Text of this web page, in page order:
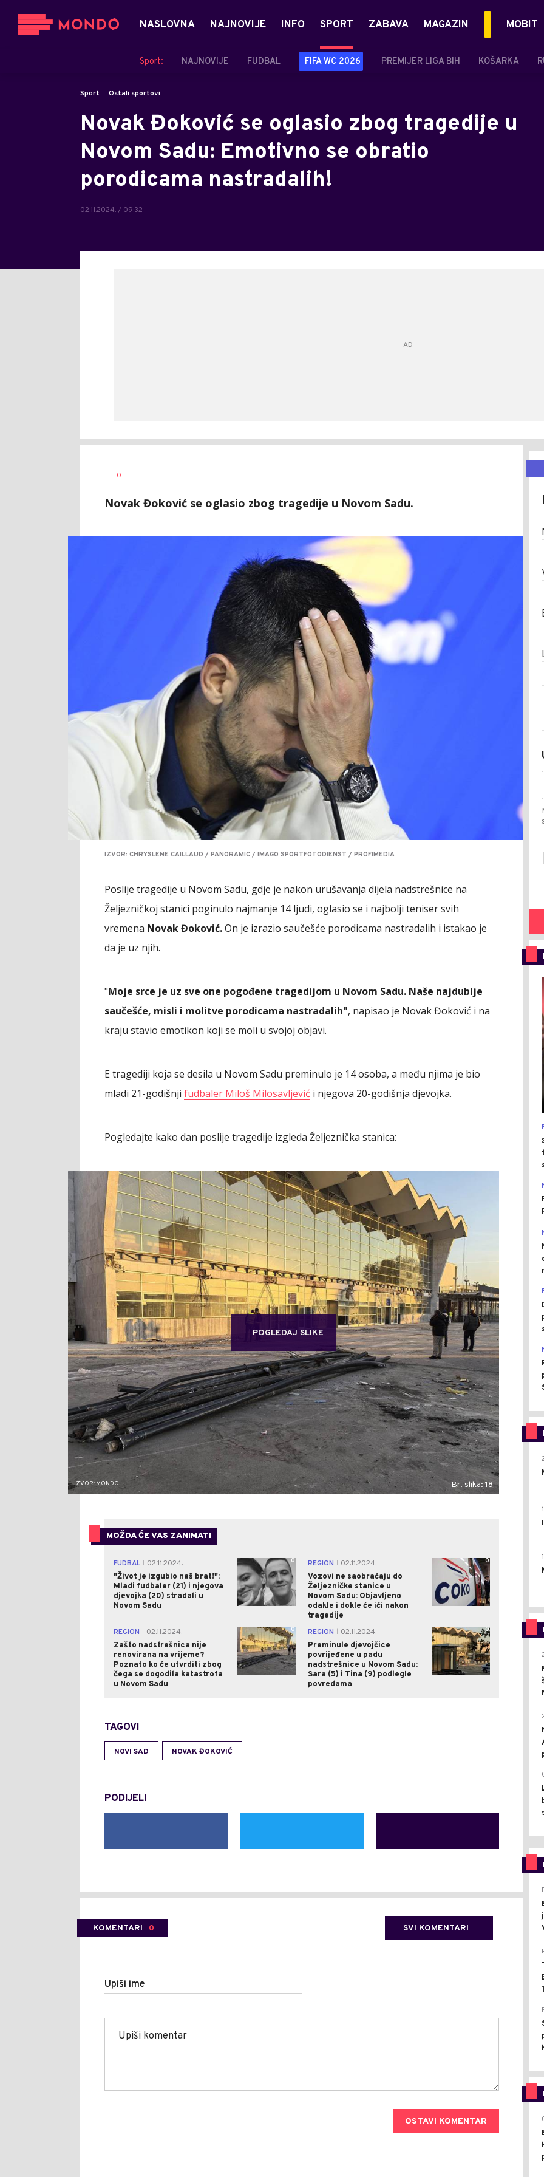
NASLOVNA NAJNOVIJE INFO SPORT
Sport: NAJNOVIJE FUDBAL FIFA WC 2026 PREMIJER LIGA BIH KOŠARKA
ZABAVA MAGAZIN MOBIT
Sport Ostali sportovi
Novak Đoković se oglasio zbog tragedije u
Novom Sadu: Emotivno se obratio
porodicama nastradalih!
02.11.2024. / 09:32
AUTOR
0
Novak Đoković se oglasio zbog tragedije u Novom Sadu.
IZVOR: CHRYSLENE CAILLAUD / PANORAMIC / IMAGO SPORTFOTODIENST / PROFIMEDIA
Poslije tragedije u Novom Sadu, gdje je nakon urušavanja dijela nadstrešnice na
Željezničkoj stanici poginulo najmanje 14 ljudi, oglasio se i najbolji teniser svih
vremena Novak Đoković.On je izrazio saučešće porodicama nastradalih i istakao je
da je uz njih.
"Moje srce je uz sve one pogođene tragedijom u Novom Sadu. Naše najdublje
saučešće, misli i molitve porodicama nastradalih", napisao je Novak Đoković i na
kraju stavio emotikon koji se moli u svojoj objavi.
E tragediji koja se desila u Novom Sadu preminulo je 14 osoba, a među njima je bio
mladi 21-godišnji fudbaler Miloš Milosavljević i njegova 20-godišnja djevojka.
Pogledajte kako dan poslije tragedije izgleda Željeznička stanica:
POGLEDAJ SLIKE
IZVOR: MONDO Br. slika: 18
MOŽDA ĆE VAS ZANIMATI
FUDBAL
02.11.2024.
"Život je izgubio naš brat!":
Mladi fudbaler (21) i njegova
djevojka (20) stradali u
Novom Sadu
0 REGION
02.11.2024.
Vozovi ne saobraćaju do
Željezničke stanice u
Novom Sadu: Objavljeno
odakle i dokle će ići nakon
tragedije
0
REGION
02.11.2024.
Zašto nadstrešnica nije
renovirana na vrijeme?
Poznato ko će utvrditi zbog
čega se dogodila katastrofa
u Novom Sadu
0 REGION
02.11.2024.
Preminule djevojčice
povrijeđene u padu
nadstrešnice u Novom Sadu:
Sara (5) i Tina (9) podlegle
povredama
0
TAGOVI
NOVI SAD NOVAK ĐOKOVIĆ
PODIJELI
KOMENTARI 0 SVI KOMENTARI
Upiši ime
OSTAVI KOMENTAR